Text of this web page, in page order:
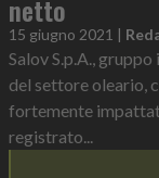
netto
15 giugno 2021 |
Salov S.p.A.,
del settore oleario,
fortemente
registrato...